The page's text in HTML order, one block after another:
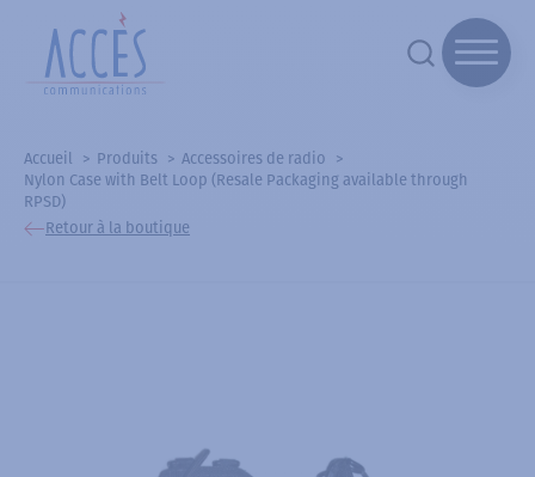
Accueil Produits
Accessoires de radio
Nylon Case with Belt Loop (Resale Packaging available through
RPSD)
Retour à la boutique